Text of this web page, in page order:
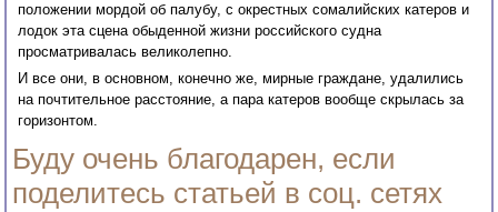
положении мордой об палубу, с окрестных сомалийских катеров и
лодок эта сцена обыденной жизни российского судна
просматривалась великолепно.
И все они, в основном, конечно же, мирные граждане, удалились
на почтительное расстояние, а пара катеров вообще скрылась за
горизонтом.
Буду очень благодарен, если
поделитесь статьей в соц. сетях